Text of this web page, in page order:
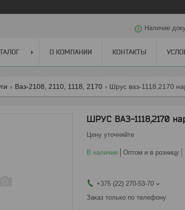
Наличие
О КОМПАНИИ КОНТАКТЫ
Ваз-2108, 2110, 1118, 2170 Шрус ваз-1118,2170
ШРУС ВАЗ-1118,2170
Цену уточняйте
В наличии Оптом и в розницу
+375 (22) 270-53-70
Заказ только по телефону